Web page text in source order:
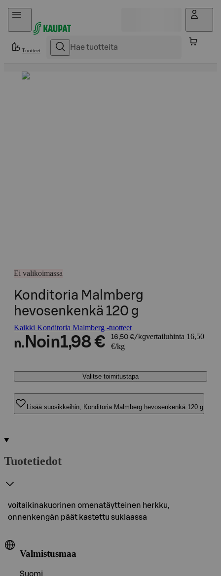
Hyppää sisältöön
Tuotteet
Ei valikoimassa
Konditoria Malmberg
hevosenkenkä 120 g
Kaikki Konditoria Malmberg -tuotteet
n. Noin1,98 € 16,50 €/kgvertailuhinta 16,50
€/kg
Valitse toimitustapa
Lisää suosikkeihin, Konditoria Malmberg hevosenkenkä 120 g
Tuotetiedot
voitaikinakuorinen omenatäytteinen herkku,
onnenkengän päät kastettu suklaassa
Valmistusmaa
Suomi